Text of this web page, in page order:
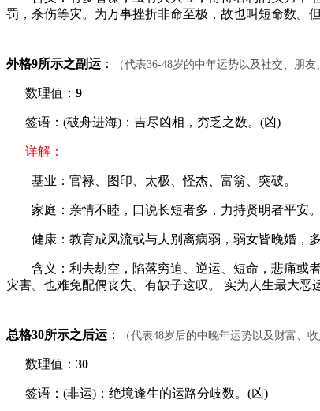
罚，杀伤等灾。为万事挫折非命至极，故也叫短命数。
外格9所示之副运 ： （代表36-48岁的中年运势以及社交、朋
数理值： 9
签语：(破舟进海)：吉尽凶相，穷乏之数。(凶)
详解：
基业：官禄、图印、太极、怪杰、富翁、突破。
家庭：亲情不睦，口说长短者多，力持贤明者平安。
健康：教育成风流或与夫别离病弱，弱女皆晚婚，多
含义：利去劫空，陷落穷迫、逆运、短命，悲痛或者
灾害。也难免配偶丧失。有缺子这叹。 实为人生最大恶
总格30所示之后运 ： （代表48岁后的中晚年运势以及财富、
数理值： 30
签语：(非运)：绝境逢生的运路分岐数。(凶)